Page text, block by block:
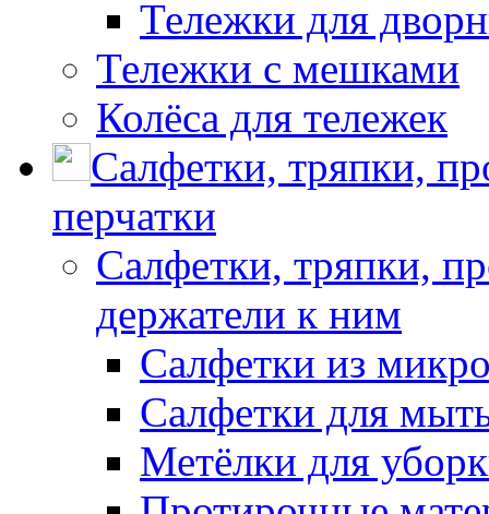
Тележки для
Тележки с мешками
Колёса для тележек
Салфетки, тряпки,
перчатки
Салфетки, тряпки,
держатели к ним
Салфетки из
Салфетки для
Метёлки для